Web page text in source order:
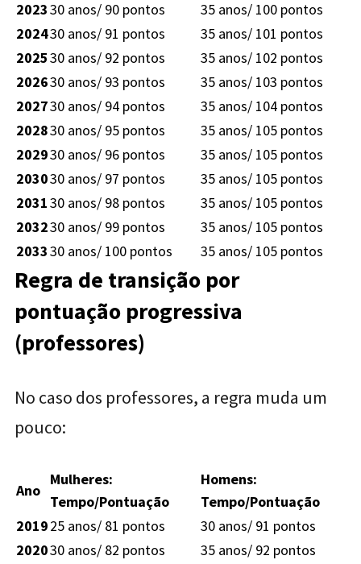
202330 anos/ 90 pontos
35 anos/ 100 pontos
202430 anos/ 91 pontos
35 anos/ 101 pontos
202530 anos/ 92 pontos
35 anos/ 102 pontos
202630 anos/ 93 pontos
35 anos/ 103 pontos
202730 anos/ 94 pontos
35 anos/ 104 pontos
202830 anos/ 95 pontos
35 anos/ 105 pontos
202930 anos/ 96 pontos
35 anos/ 105 pontos
203030 anos/ 97 pontos
35 anos/ 105 pontos
203130 anos/ 98 pontos
35 anos/ 105 pontos
203230 anos/ 99 pontos
35 anos/ 105 pontos
203330 anos/ 100 pontos 35 anos/ 105 pontos
Regra de transição por
pontuação progressiva
(professores)
No caso dos professores, a regra muda um
pouco:
Ano
Mulheres:
Tempo/Pontuação
Homens:
Tempo/Pontuação
201925 anos/ 81 pontos
30 anos/ 91 pontos
202030 anos/ 82 pontos
35 anos/ 92 pontos